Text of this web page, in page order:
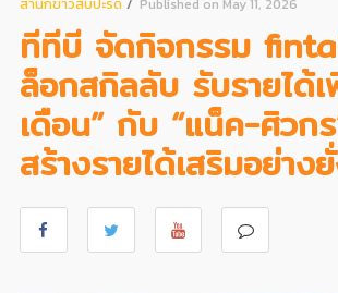
Published on May 11, 2026
ทีทีบี จัดกิจกรรม
ล็อกสกิลลับ รับรายได้
เดือน” กับ “แน็ค-ศิวก
สร้างรายได้เสริมอย่าง